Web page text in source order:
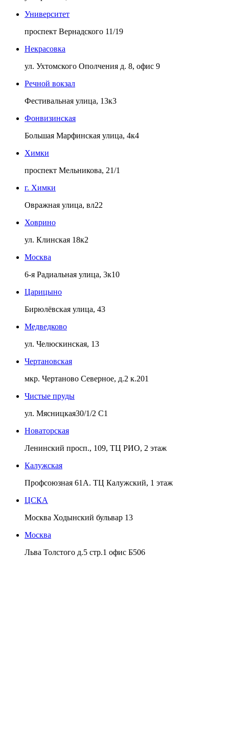
Университет
проспект Вернадского 11/19
Некрасовка
ул. Ухтомского Ополчения д. 8, офис 9
Речной вокзал
Фестивальная улица, 13к3
Фонвизинская
Большая Марфинская улица, 4к4
Химки
проспект Мельникова, 21/1
г. Химки
Овражная улица, вл22
Ховрино
ул. Клинская 18к2
Москва
6-я Радиальная улица, 3к10
Царицыно
Бирюлёвская улица, 43
Медведково
ул. Челюскинская, 13
Чертановская
мкр. Чертаново Северное, д.2 к.201
Чистые пруды
ул. Мясницкая30/1/2 С1
Новаторская
Ленинский просп., 109, ТЦ РИО, 2 этаж
Калужская
Профсоюзная 61А. ТЦ Калужский, 1 этаж
ЦСКА
Москва Ходынский бульвар 13
Москва
Льва Толстого д.5 стр.1 офис Б506